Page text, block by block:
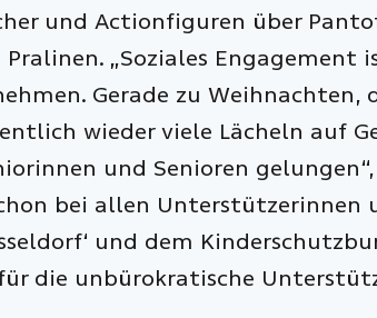
und Actionfiguren über
„Soziales Engagement
Gerade zu
wieder viele Lächeln auf
und Senioren
bei allen Unterstützerinnen
und dem
die unbürokratische